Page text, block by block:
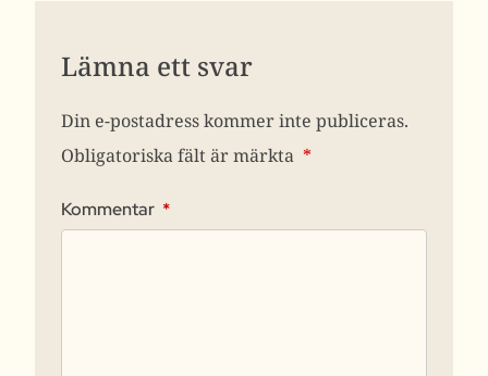
Lämna ett svar
Din e-postadress kommer inte publiceras.
Obligatoriska fält är märkta *
Kommentar *